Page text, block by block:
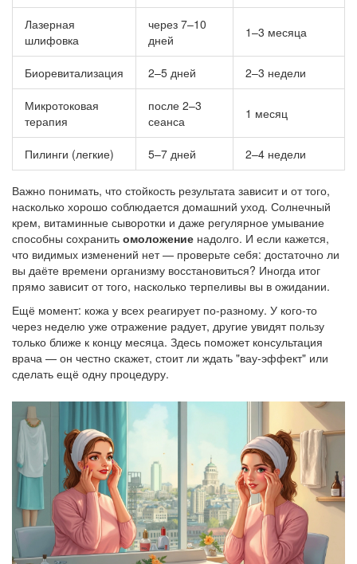
Лазерная
шлифовка
через 7–10
дней
1–3 месяца
Биоревитализация 2–5 дней 2–3 недели
Микротоковая
терапия
после 2–3
сеанса
1 месяц
Пилинги (легкие) 5–7 дней 2–4 недели
Важно понимать, что стойкость результата зависит и от того,
насколько хорошо соблюдается домашний уход. Солнечный
крем, витаминные сыворотки и даже регулярное умывание
способны сохранить омоложение надолго. И если кажется,
что видимых изменений нет — проверьте себя: достаточно ли
вы даёте времени организму восстановиться? Иногда итог
прямо зависит от того, насколько терпеливы вы в ожидании.
Ещё момент: кожа у всех реагирует по-разному. У кого-то
через неделю уже отражение радует, другие увидят пользу
только ближе к концу месяца. Здесь поможет консультация
врача — он честно скажет, стоит ли ждать "вау-эффект" или
сделать ещё одну процедуру.